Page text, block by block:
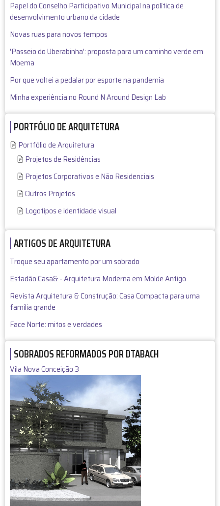
Papel do Conselho Participativo Municipal na política de
desenvolvimento urbano da cidade
Novas ruas para novos tempos
'Passeio do Uberabinha': proposta para um caminho verde em
Moema
Por que voltei a pedalar por esporte na pandemia
Minha experiência no Round N Around Design Lab
PORTFÓLIO DE ARQUITETURA
Portfólio de Arquitetura
Projetos de Residências
Projetos Corporativos e Não Residenciais
Outros Projetos
Logotipos e identidade visual
ARTIGOS DE ARQUITETURA
Troque seu apartamento por um sobrado
Estadão Casa& - Arquitetura Moderna em Molde Antigo
Revista Arquitetura & Construção: Casa Compacta para uma
família grande
Face Norte: mitos e verdades
SOBRADOS REFORMADOS POR DTABACH
Vila Nova Conceição 3